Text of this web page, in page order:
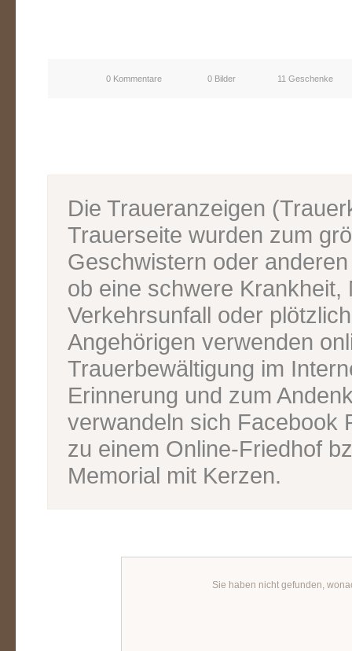
0 Kommentare 0 Bilder 11 Geschenke
Die Traueranzeigen
Trauerseite wurden zum
Geschwistern oder
ob eine schwere Krankheit,
Verkehrsunfall oder
Angehörigen verwenden
Trauerbewältigung im
Erinnerung und zum
verwandeln sich Facebook
zu einem Online-Friedhof
Memorial mit Kerzen.
Sie haben nicht gefunden,